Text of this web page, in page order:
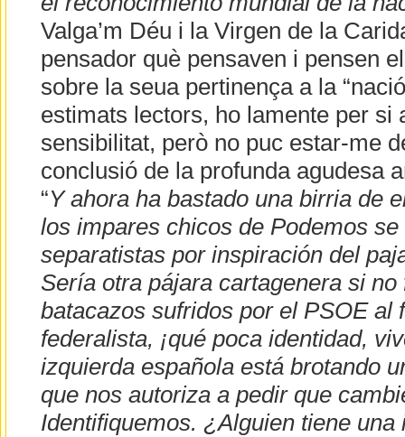
Valga’m Déu i la Virgen de la
pensador què pensaven i pensen
sobre la seua pertinença a la
estimats lectors, ho lamente per si
sensibilitat, però no puc estar-me
conclusió de la profunda agudesa
“Y ahora ha bastado una birria de
los impares chicos de Podemos se
separatistas por inspiración del
Sería otra pájara cartagenera si no
batacazos sufridos por el PSOE al
federalista, ¡qué poca identidad,
izquierda española está brotando
que nos autoriza a pedir que
Identifiquemos. ¿Alguien tiene una